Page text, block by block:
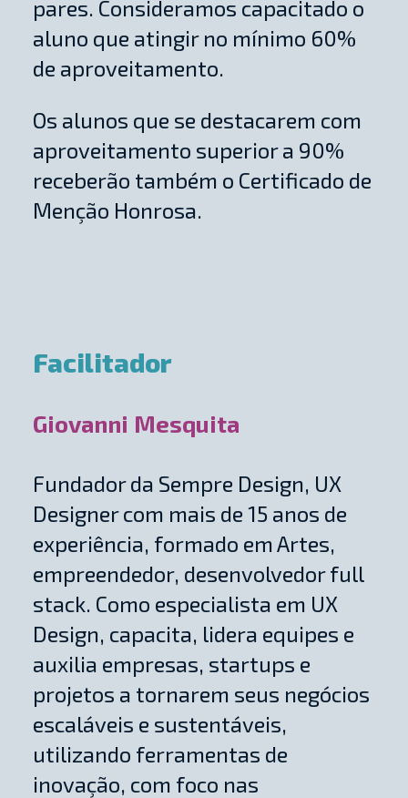
pares. Consideramos capacitado o
aluno que atingir no mínimo 60%
de aproveitamento.
Os alunos que se destacarem com
aproveitamento superior a 90%
receberão também o Certificado de
Menção Honrosa.
Facilitador
Giovanni Mesquita
Fundador da Sempre Design, UX
Designer com mais de 15 anos de
experiência, formado em Artes,
empreendedor, desenvolvedor full
stack. Como especialista em UX
Design, capacita, lidera equipes e
auxilia empresas, startups e
projetos a tornarem seus negócios
escaláveis e sustentáveis,
utilizando ferramentas de
inovação, com foco nas